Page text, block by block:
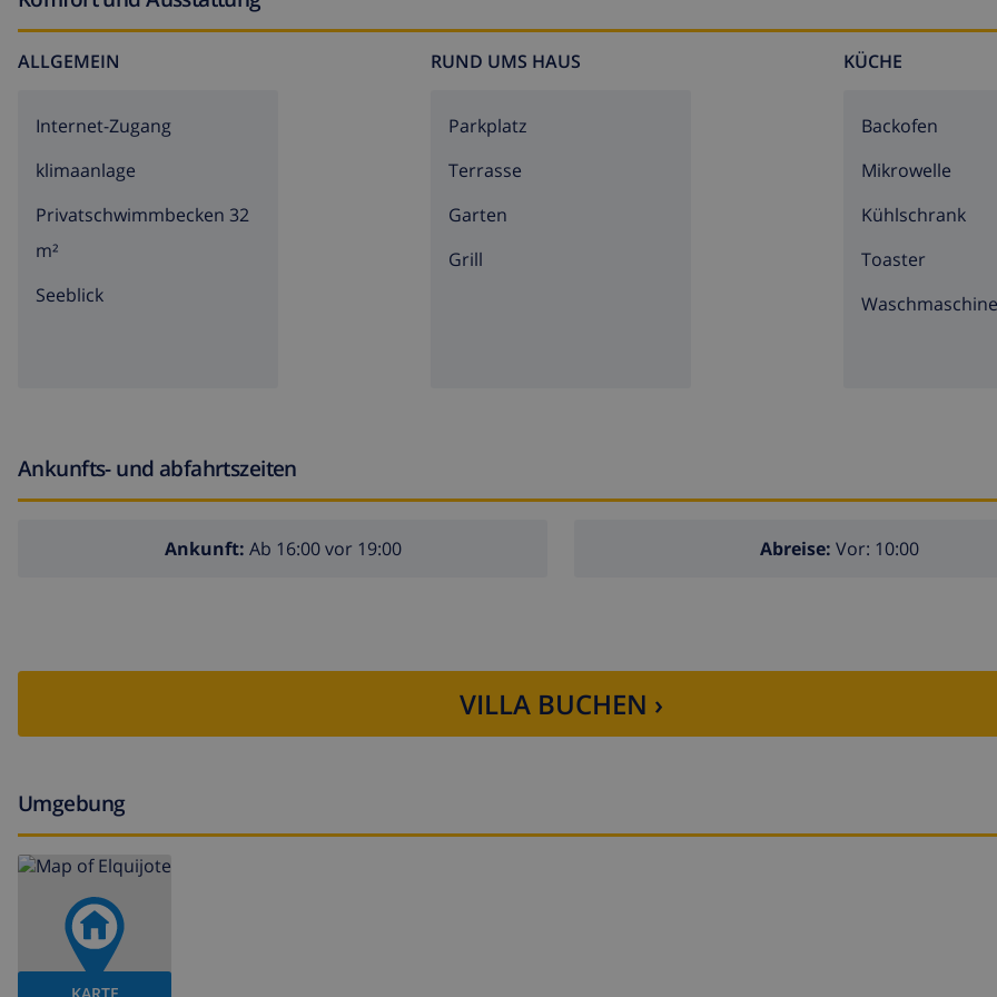
ALLGEMEIN
Internet-Zugang
klimaanlage
Privatschwimmbecken 32
m²
Seeblick
RUND UMS HAUS
Parkplatz
Terrasse
Garten
Grill
KÜCHE
Backofen
Mikrowelle
Kühlschrank
Toaster
Waschmaschine
Ankunfts- und abfahrtszeiten
Ankunft: Ab 16:00 vor 19:00 Abreise: Vor: 10:00
VILLA BUCHEN ›
Umgebung